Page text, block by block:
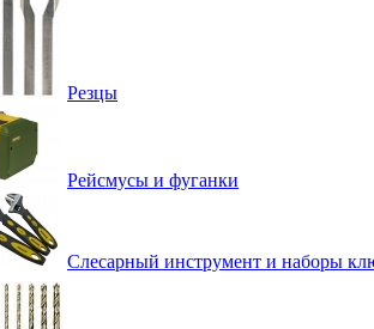
Резцы
Рейсмусы и фуганки
Слесарный инструмент и наборы